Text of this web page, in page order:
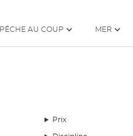
PÊCHE AU COUP MER
Prix